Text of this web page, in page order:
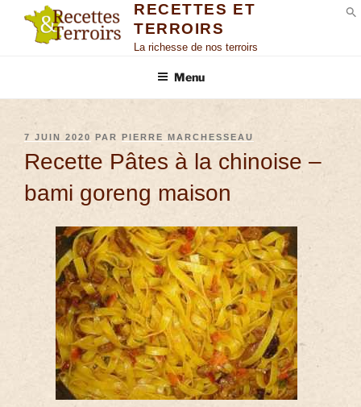
RECETTES ET
TERROIRS
La richesse de nos terroirs
Menu
7 JUIN 2020 PAR PIERRE MARCHESSEAU
Recette Pâtes à la chinoise –
bami goreng maison